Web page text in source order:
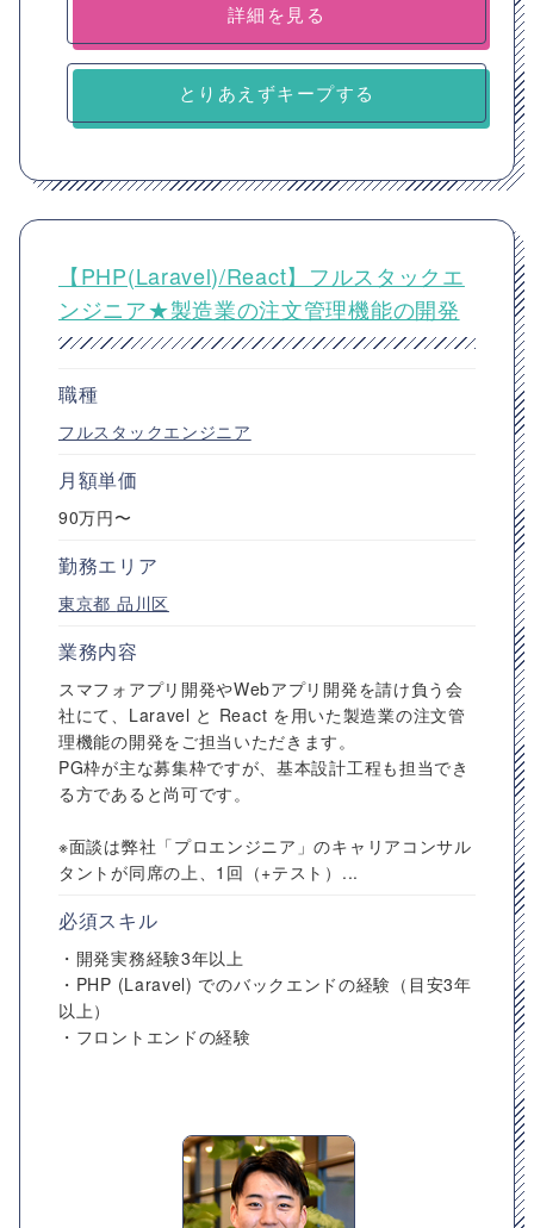
詳細を見る
とりあえずキープする
【PHP(Laravel)/React】フルスタックエ
ンジニア★製造業の注文管理機能の開発
職種
フルスタックエンジニア
月額単価
90万円〜
勤務エリア
東京都 品川区
業務内容
スマフォアプリ開発やWebアプリ開発を請け負う会
社にて、Laravel と React を用いた製造業の注文管
理機能の開発をご担当いただきます。
PG枠が主な募集枠ですが、基本設計工程も担当でき
る方であると尚可です。
※面談は弊社「プロエンジニア」のキャリアコンサル
タントが同席の上、1回（+テスト）...
必須スキル
・開発実務経験3年以上
・PHP (Laravel) でのバックエンドの経験（目安3年
以上）
・フロントエンドの経験